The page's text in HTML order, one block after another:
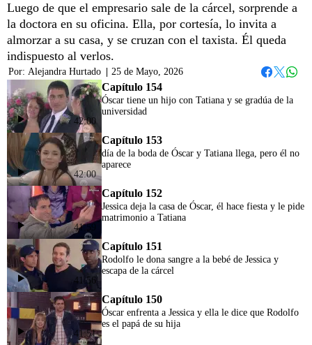
Luego de que el empresario sale de la cárcel, sorprende a
la doctora en su oficina. Ella, por cortesía, lo invita a
almorzar a su casa, y se cruzan con el taxista. Él queda
indispuesto al verlos.
Por: Alejandra Hurtado
25 de Mayo, 2026
42:00
Capítulo 154
Óscar tiene un hijo con Tatiana y se gradúa de la
universidad
42:00
Capítulo 153
día de la boda de Óscar y Tatiana llega, pero él no
aparece
41:59
Capítulo 152
Jessica deja la casa de Óscar, él hace fiesta y le pide
matrimonio a Tatiana
41:56
Capítulo 151
Rodolfo le dona sangre a la bebé de Jessica y
escapa de la cárcel
41:51
Capítulo 150
Óscar enfrenta a Jessica y ella le dice que Rodolfo
es el papá de su hija